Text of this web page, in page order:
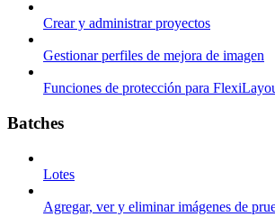
Crear y administrar proyectos
Gestionar perfiles de mejora de imagen
Funciones de protección para
Batches
Lotes
Agregar, ver y eliminar imágenes de